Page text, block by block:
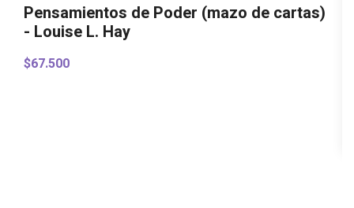
Pensamientos de Poder (mazo de cartas)
- Louise L. Hay
$67.500